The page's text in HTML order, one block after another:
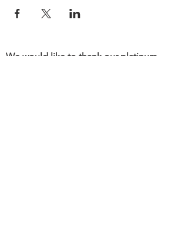
We would like to thank our platinum